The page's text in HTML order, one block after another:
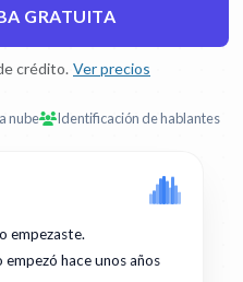
GRATUITA
crédito. Ver precios
nube Identificación de hablantes
empezaste.
hace unos años